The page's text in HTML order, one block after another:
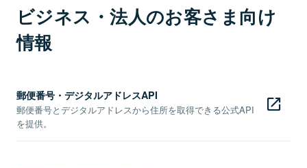
ビジネス・法人のお客さま向け
情報
郵便番号・デジタルアドレスAPI
郵便番号とデジタルアドレスから住所を取得できる公式API
を提供。